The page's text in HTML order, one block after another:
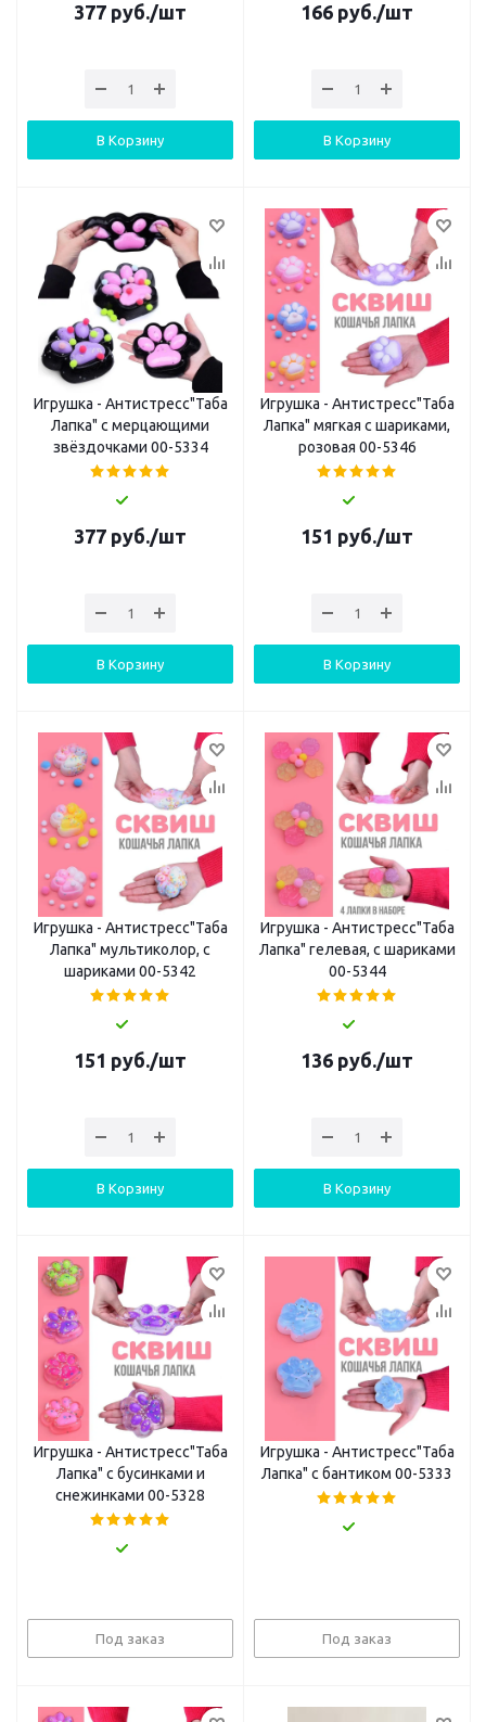
377 руб./шт
В Корзину
166 руб./шт
В Корзину
Игрушка - Антистресс"Таба
Лапка" с мерцающими
звёздочками 00-5334
377 руб./шт
В Корзину
Игрушка - Антистресс"Таба
Лапка" мягкая с шариками,
розовая 00-5346
151 руб./шт
В Корзину
Игрушка - Антистресс"Таба
Лапка" мультиколор, с
шариками 00-5342
151 руб./шт
В Корзину
Игрушка - Антистресс"Таба
Лапка" гелевая, с шариками
00-5344
136 руб./шт
В Корзину
Игрушка - Антистресс"Таба
Лапка" с бусинками и
снежинками 00-5328
Под заказ
Игрушка - Антистресс"Таба
Лапка" с бантиком 00-5333
Под заказ